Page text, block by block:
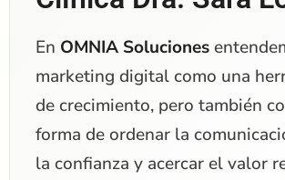
En OMNIA Soluciones
marketing digital como una
de crecimiento, pero también
forma de ordenar la
la confianza y acercar el valor